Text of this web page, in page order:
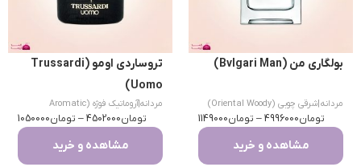
بولگاری من (Bvlgari Man)
مردانه|شرقی چوبی (Oriental Woody)
تومان4996000
– تومان1149000
مشاهده و خرید
تروساردی اومو (Trussardi
Uomo)
مردانه|
آروماتیک فوژه (Aromatic
Fougere)
تومان4502000
– تومان1050000
مشاهده و خرید